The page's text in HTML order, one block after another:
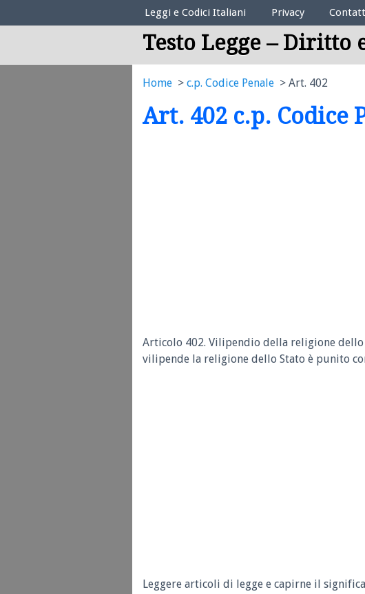
Elenco Codici Legali
Leggi e Codici Italiani Privacy
Testo Legge – Diritto
Home c.p. Codice Penale Art. 402
Art. 402 c.p. Codice
Articolo 402. Vilipendio della religione
vilipende la religione dello Stato è punito
Leggere articoli di legge e capirne il